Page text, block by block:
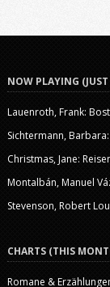
NOW PLAYING
Lauenroth, Frank:
Sichtermann,
Christmas, Jane:
Montalbán, Manuel
Stevenson, Robert
CHARTS (THIS
Romane &